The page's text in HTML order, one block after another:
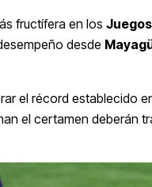
fructífera en los
desde
el récord establecido
el certamen deberán